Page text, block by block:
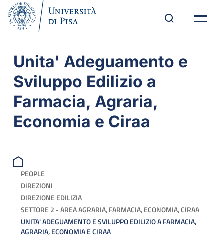
Unita' Adeguamento e
Sviluppo Edilizio a
Farmacia, Agraria,
Economia e Ciraa
PEOPLE
DIREZIONI
DIREZIONE EDILIZIA
SETTORE 2 - AREA AGRARIA, FARMACIA, ECONOMIA, CIRAA
UNITA' ADEGUAMENTO E SVILUPPO EDILIZIO A FARMACIA,
AGRARIA, ECONOMIA E CIRAA